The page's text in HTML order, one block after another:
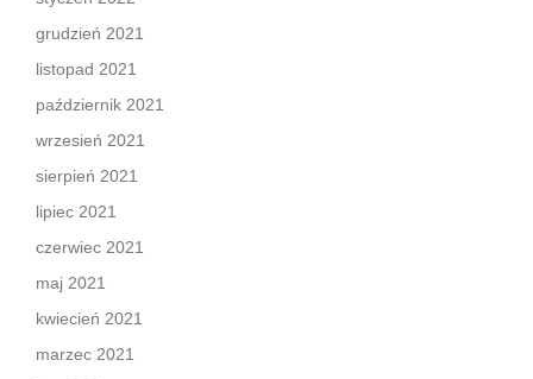
grudzień 2021
listopad 2021
październik 2021
wrzesień 2021
sierpień 2021
lipiec 2021
czerwiec 2021
maj 2021
kwiecień 2021
marzec 2021